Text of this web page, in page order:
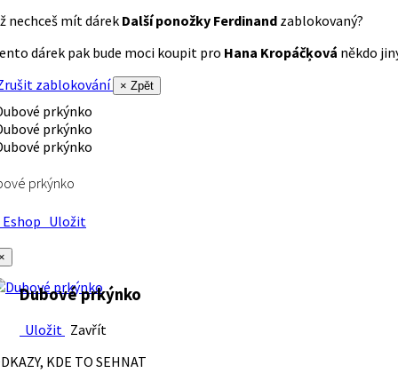
nechceš mít dárek Další ponožky Ferdinand zablokovaný?
dárek pak bude moci koupit pro Hana Kropáčķová někdo
zablokování
× Zpět
prkýnko
Uložit
Dubové prkýnko
Uložit Zavřít
KDE TO SEHNAT